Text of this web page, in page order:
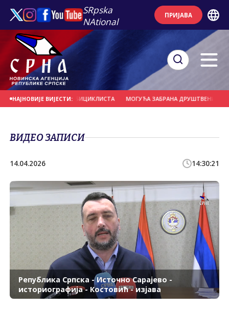
SRpska
NAtional
ПРИЈАВА
НАЈНОВИЈЕ ВИЈЕСТИ:
УДАРИО У ГРУПУ БИЦИКЛИСТА МОГУЋА ЗАБРАНА ДРУШТВЕНИХ
ВИДЕО ЗАПИСИ
14.04.2026 14:30:21
Република Српска - Источно Сарајево -
историографија - Костовић - изјава